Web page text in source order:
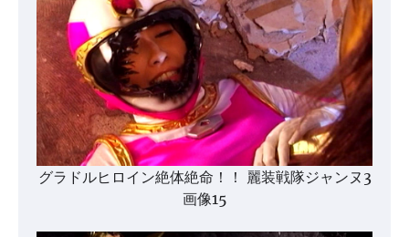
グラドルヒロイン絶体絶命！！ 麗装戦隊ジャンヌ3
画像15